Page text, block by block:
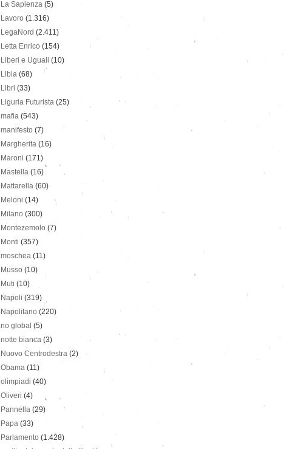
La Sapienza (5)
Lavoro (1.316)
LegaNord (2.411)
Letta Enrico (154)
Liberi e Uguali (10)
Libia (68)
Libri (33)
Liguria Futurista (25)
mafia (543)
manifesto (7)
Margherita (16)
Maroni (171)
Mastella (16)
Mattarella (60)
Meloni (14)
Milano (300)
Montezemolo (7)
Monti (357)
moschea (11)
Musso (10)
Muti (10)
Napoli (319)
Napolitano (220)
no global (5)
notte bianca (3)
Nuovo Centrodestra (2)
Obama (11)
olimpiadi (40)
Oliveri (4)
Pannella (29)
Papa (33)
Parlamento (1.428)